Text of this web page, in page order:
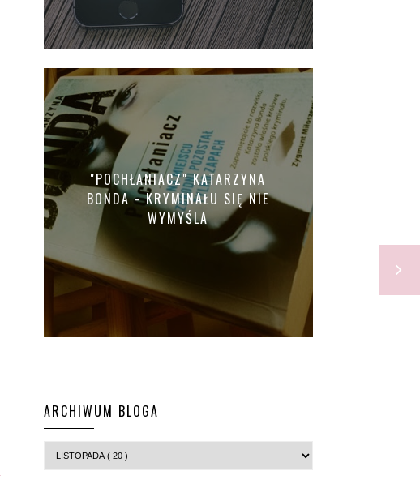
"POCHŁANIACZ" KATARZYNA
BONDA - KRYMINAŁU SIĘ NIE
WYMYŚLA
ARCHIWUM BLOGA